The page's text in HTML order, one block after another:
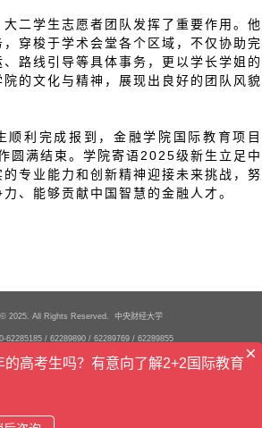
二学生志愿者团队发挥了重要作用。他
穿梭于学术会堂各个区域，不仅协助完
路线引导等具体事务，更以学长学姐的
的文化与精神，展现出良好的团队风貌
顺利完成报到，金融学院国际教育项目
圆满结束。学院寄语2025级新生立足中
专业能力和创新精神迎接未来挑战，努
、能够贡献中国智慧的金融人才。
2025. All Rights Reserved. 中央财经大学
62285185 / 62289890 / 62289769 / 62289855
海淀区学院南路39号中央财经大学主教学楼919
高考生吗？有意向了解2+2国际教育×